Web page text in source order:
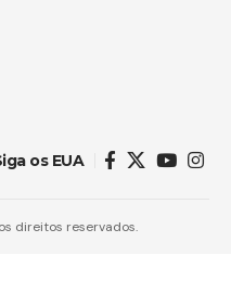
os EUA
direitos reservados.